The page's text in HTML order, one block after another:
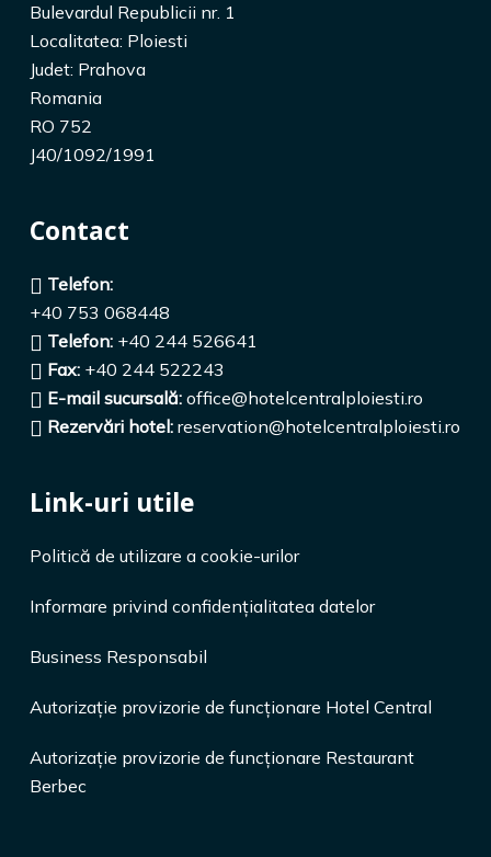
Bulevardul Republicii nr. 1
Localitatea: Ploiesti
Judet: Prahova
Romania
RO 752
J40/1092/1991
Contact
Telefon:
+40 753 068448
Telefon:+40 244 526641
Fax:+40 244 522243
E-mail sucursală: office@hotelcentralploiesti.ro
Rezervări hotel: reservation@hotelcentralploiesti.ro
Link-uri utile
Politică de utilizare a cookie-urilor
Informare privind confidențialitatea datelor
Business Responsabil
Autorizație provizorie de funcționare Hotel Central
Autorizație provizorie de funcționare Restaurant
Berbec